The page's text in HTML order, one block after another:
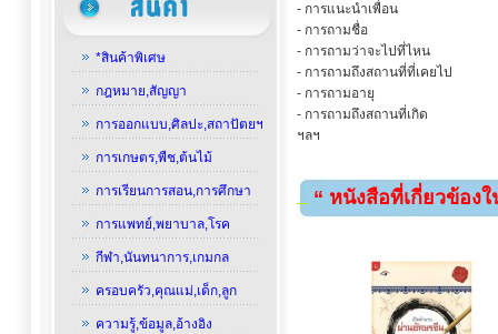
*สินค้าพิเศษ
กฎหมาย,สัญญา
การออกแบบ,ศิลปะ,สถาปัตยฯ
การเกษตร,พืช,ต้นไม้
การเรียนการสอน,การศึกษา
การแพทย์,พยาบาล,โรค
กีฬา,นันทนาการ,เกมกล
ครอบครัว,คุณแม่,เด็ก,ลูก
ความรู้,ข้อมูล,อ้างอิง
- การแนะนำเพื่อน
- การถามชื่อ
- การถามว่าจะไปที่ไหน
- การถามถึงสถานที่ที่เคยไป
- การถามอายุ
- การถามถึงสถานที่เกิด
ฯลฯ
“ หนังสือที่เกี่ยวข้อง